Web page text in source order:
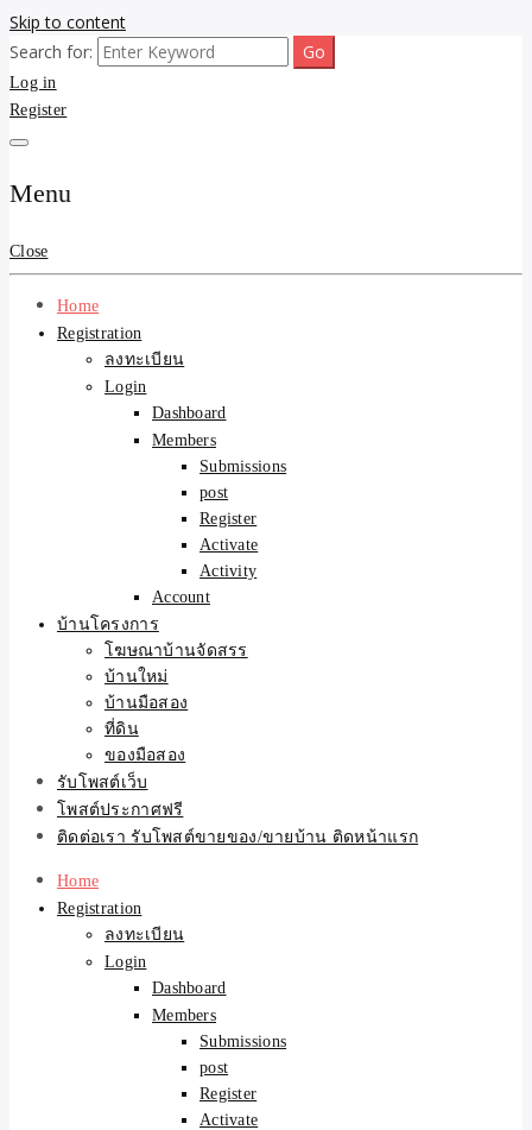
Skip to content
รับจ้างโพสต์ขายบ้าน ขาย
ของ ติดหน้าแรก Google Ai
Search ราคาถูกที่สุด! เน้น
ความคุ้มค่า "ถูกและดีมีอยู่
จริง" (เหมาะกับพ่อค้า
แม่ค้า) บริการโพสต์เว็บ
บอร์ด SEO การันตีงานดี
ขายบ้านไม่ออก ขายสินค้าไม่ได้ บอกเรา! รับจ้างลงโพสต์อสังหาฯ รับโพส
เว็บบอร์ดSEO ดันติดหน้าแรก Google AI ชัวร์ 🎯 … ให้เราจัดการให้! ด้วย
ระบบ AI Search & SEO ที่แม่นยำที่สุด
Search for:
Log in
Register
Menu
Close
Home
Registration
ลงทะเบียน
Login
Dashboard
Members
Submissions
post
Register
Activate
Activity
Account
บ้านโครงการ
โฆษณาบ้านจัดสรร
บ้านใหม่
บ้านมือสอง
ที่ดิน
ของมือสอง
รับโพสต์เว็บ
โพสต์ประกาศฟรี
ติดต่อเรา รับโพสต์ขายของ/ขายบ้าน ติดหน้าแรก
Home
Registration
ลงทะเบียน
Login
Dashboard
Members
Submissions
post
Register
Activate